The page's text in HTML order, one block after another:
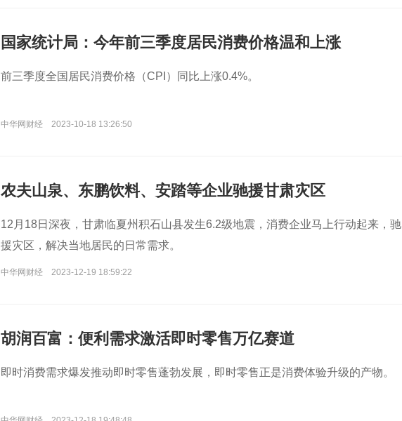
国家统计局：今年前三季度居民消费价格温和上涨
前三季度全国居民消费价格（CPI）同比上涨0.4%。
中华网财经 2023-10-18 13:26:50
农夫山泉、东鹏饮料、安踏等企业驰援甘肃灾区
12月18日深夜，甘肃临夏州积石山县发生6.2级地震，消费企业马上行动起来，驰
援灾区，解决当地居民的日常需求。
中华网财经 2023-12-19 18:59:22
胡润百富：便利需求激活即时零售万亿赛道
即时消费需求爆发推动即时零售蓬勃发展，即时零售正是消费体验升级的产物。